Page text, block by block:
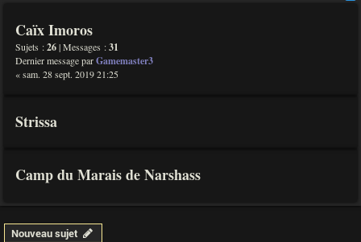
Caïx Imoros
Sujets :26| Messages :31
Dernier message parGamemaster3
« sam. 28 sept. 2019 21:25
Strissa
Camp du Marais de Narshass
Nouveau sujet